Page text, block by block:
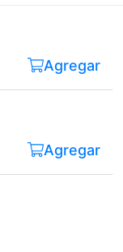
Agregar
Agregar